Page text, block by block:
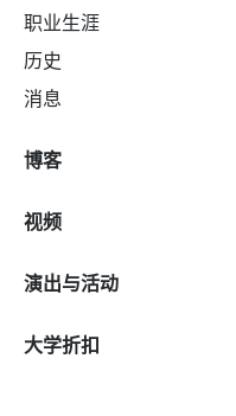
职业生涯
历史
消息
博客
视频
演出与活动
大学折扣